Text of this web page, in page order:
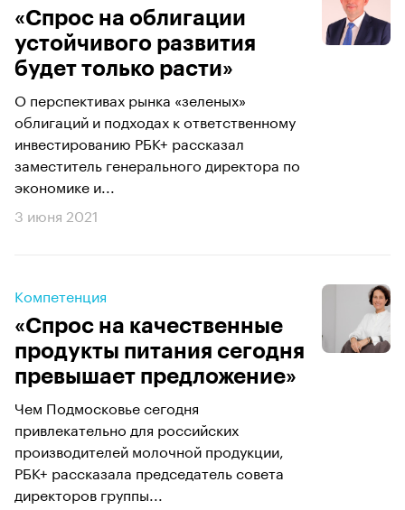
«Спрос на облигации
устойчивого развития
будет только расти»
О перспективах рынка «зеленых»
облигаций и подходах к ответственному
инвестированию РБК+ рассказал
заместитель генерального директора по
экономике и...
3 июня 2021
Компетенция
«Спрос на качественные
продукты питания сегодня
превышает предложение»
Чем Подмосковье сегодня
привлекательно для российских
производителей молочной продукции,
РБК+ рассказала председатель совета
директоров группы...